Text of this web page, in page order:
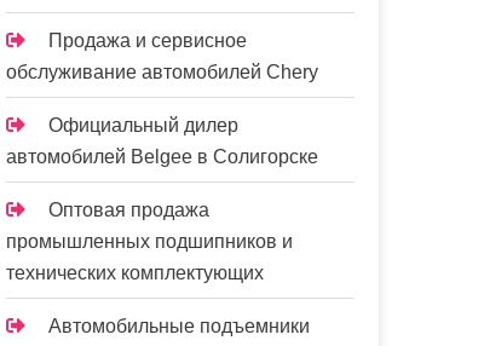
Продажа и сервисное
обслуживание автомобилей Chery
Официальный дилер
автомобилей Belgee в Солигорске
Оптовая продажа
промышленных подшипников и
технических комплектующих
Автомобильные подъемники